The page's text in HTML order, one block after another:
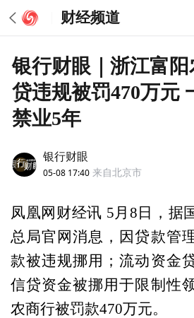
财经频道
银行财眼｜浙江富
贷违规被罚470万元
禁业5年
银行财眼
05-08 17:40 来自北京市
凤凰网财经讯 5月8日，据
总局官网消息，因贷款管
款被违规挪用；流动资金
信贷资金被挪用于限制性
农商行被罚款470万元。